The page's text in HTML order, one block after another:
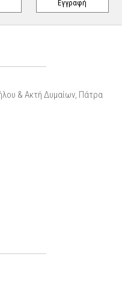
& Ακτή Δυμαίων, Πάτρα